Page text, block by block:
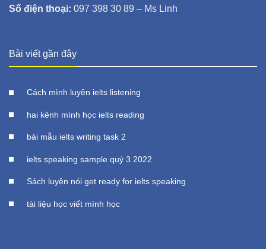
Số điện thoại: 097 398 30 89 – Ms Linh
Bài viết gần đây
Cách mình luyện ielts listening
hai kênh mình học ielts reading
bài mẫu ielts writing task 2
ielts speaking sample quý 3 2022
Sách luyện nói get ready for ielts speaking
tài liệu học viết mình học